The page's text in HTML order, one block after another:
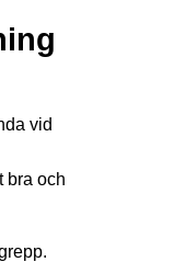
vid
bra och